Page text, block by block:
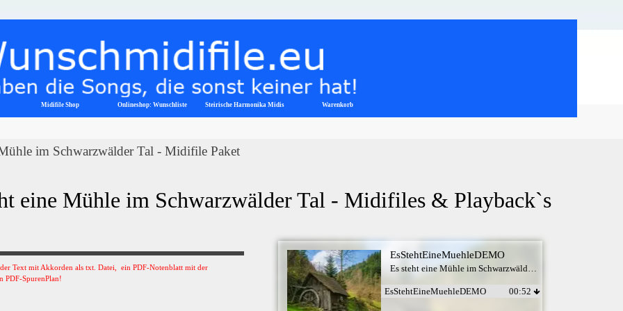
Menü überspringen
Midifile Shop ▼
Onlineshop: Wunschliste Steirische Harmonika Midis ▼
Warenkorb
im Schwarzwälder Tal - Midifile Paket
eine Mühle im Schwarzwälder Tal - Midifiles & Playback`s
Text mit Akkorden als txt. Datei, ein PDF-Notenblatt mit der
PDF-SpurenPlan!
EsStehtEineMuehleDEMO
Es steht eine Mühle im Schwarzwälder Tal
EsStehtEineMuehleDEMO 00:52